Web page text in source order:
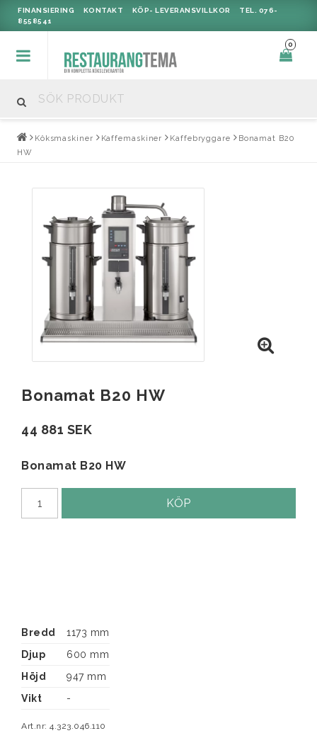
FINANSIERING KONTAKT KÖP- LEVERANSVILLKOR
TEL. 076-
8558541
0
Köksmaskiner Kaffemaskiner Kaffebryggare
Bonamat B20
HW
Bonamat B20 HW
44 881 SEK
Bonamat B20 HW
KÖP
Bredd
1173 mm
Djup
600 mm
Höjd
947 mm
Vikt
-
Art.nr: 4.323.046.110